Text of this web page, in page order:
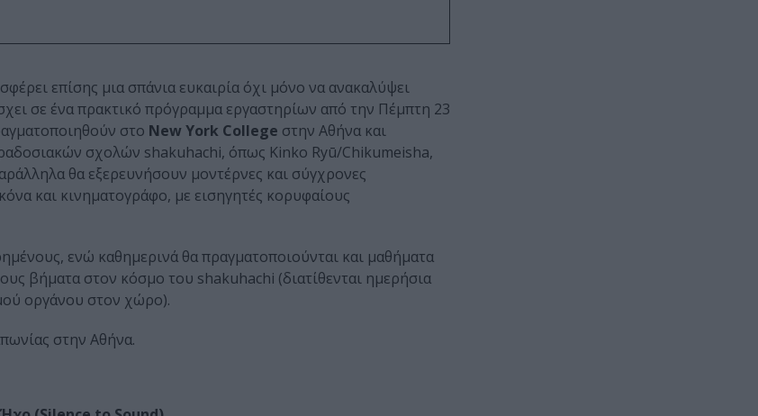
επίσης μια σπάνια ευκαιρία όχι μόνο να ανακαλύψει
σε ένα πρακτικό πρόγραμμα εργαστηρίων από την Πέμπτη 23
στο New York College στην Αθήνα και
σχολών shakuhachi, όπως Kinko Ryū/Chikumeisha,
θα εξερευνήσουν μοντέρνες και σύγχρονες
και κινηματογράφο, με εισηγητές κορυφαίους
ενώ καθημερινά θα πραγματοποιούνται και μαθήματα
βήματα στον κόσμο του shakuhachi (διατίθενται ημερήσια
οργάνου στον χώρο).
στην Αθήνα.